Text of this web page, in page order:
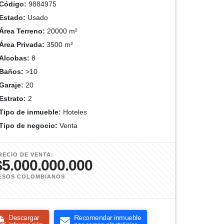
9884975
Usado
Terreno: 20000 m²
Privada: 3500 m²
8
>10
20
2
de inmueble: Hoteles
de negocio: Venta
DE VENTA:
COLOMBIANOS
Descargar
Recomendar inmueble